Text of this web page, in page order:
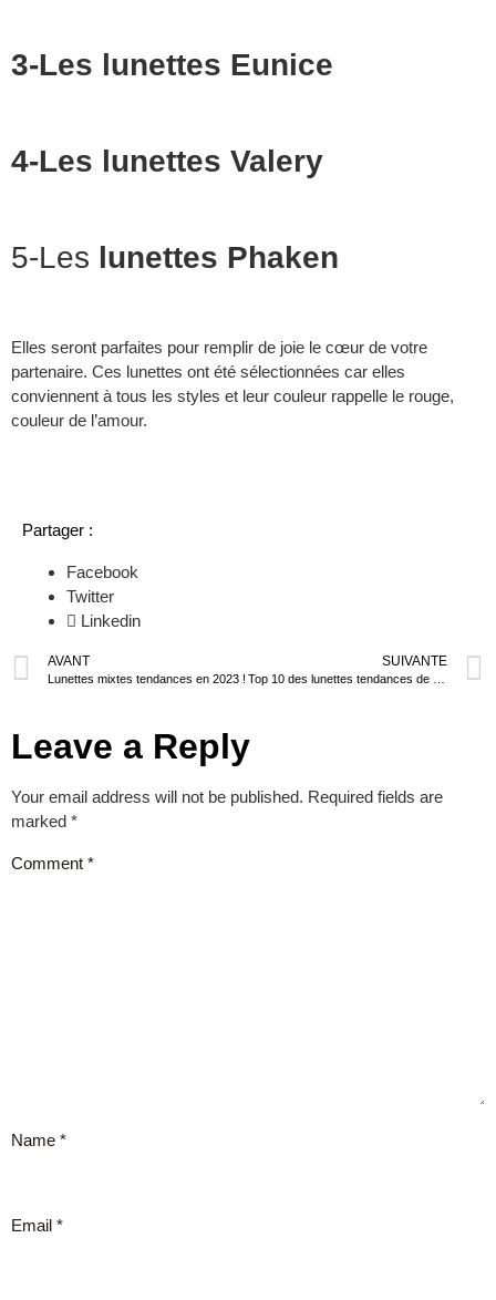
3-Les lunettes Eunice
4-Les lunettes Valery
5-Les lunettes Phaken
Elles seront parfaites pour remplir de joie le cœur de votre
partenaire. Ces lunettes ont été sélectionnées car elles
conviennent à tous les styles et leur couleur rappelle le rouge,
couleur de l’amour.
Partager :
Facebook
Twitter
Linkedin
AVANT
Lunettes mixtes tendances en 2023 !
SUIVANTE
Leave a Reply
Your email address will not be published. Required fields are
marked *
Comment *
Name *
Email *